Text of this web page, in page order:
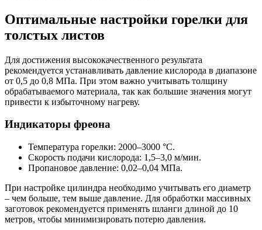
Оптимальные настройки горелки для
толстых листов
Для достижения высококачественного результата
рекомендуется устанавливать давление кислорода в диапазоне
от 0,5 до 0,8 МПа. При этом важно учитывать толщину
обрабатываемого материала, так как большие значения могут
привести к избыточному нагреву.
Индикаторы фреона
Температура горелки: 2000–3000 °C.
Скорость подачи кислорода: 1,5–3,0 м/мин.
Пропановое давление: 0,02–0,04 МПа.
При настройке цилиндра необходимо учитывать его диаметр
– чем больше, тем выше давление. Для обработки массивных
заготовок рекомендуется применять шланги длиной до 10
метров, чтобы минимизировать потерю давления.